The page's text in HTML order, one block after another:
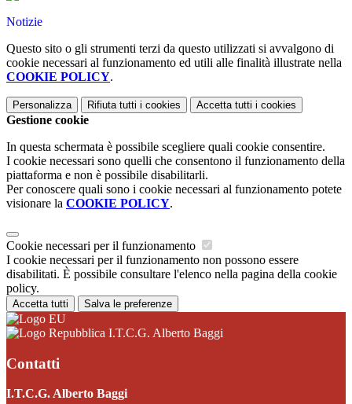
Notizie
Questo sito o gli strumenti terzi da questo utilizzati si avvalgono di
cookie necessari al funzionamento ed utili alle finalità illustrate nella
COOKIE POLICY.
Personalizza Rifiuta tutti i cookies Accetta tutti i cookies
Gestione cookie
In questa schermata è possibile scegliere quali cookie consentire.
I cookie necessari sono quelli che consentono il funzionamento della
piattaforma e non è possibile disabilitarli.
Per conoscere quali sono i cookie necessari al funzionamento potete
visionare la COOKIE POLICY.
Cookie necessari per il funzionamento
I cookie necessari per il funzionamento non possono essere
disabilitati. È possibile consultare l'elenco nella pagina della cookie
policy.
Accetta tutti Salva le preferenze
I.T.C.G. Alberto Baggi
Contatti
I.T.C.G. Alberto Baggi